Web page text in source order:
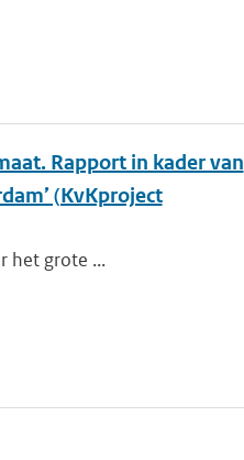
Rapport in kader van
(KvKproject
het grote ...